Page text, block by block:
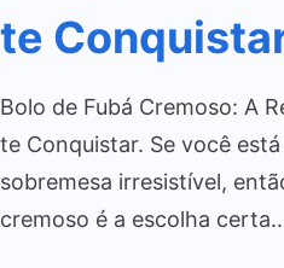
te
Bolo de Fubá Cremoso: A
te Conquistar. Se você
sobremesa irresistível,
cremoso é a escolha